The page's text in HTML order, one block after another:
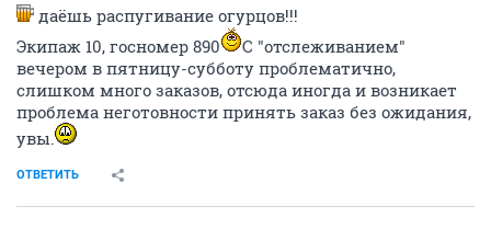
даёшь распугивание огурцов!!!
Экипаж 10, госномер 890
С "отслеживанием"
вечером в пятницу-субботу проблематично,
слишком много заказов, отсюда иногда и возникает
проблема неготовности принять заказ без ожидания,
увы.
ОТВЕТИТЬ